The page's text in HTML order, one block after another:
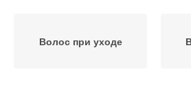
Волос при уходе